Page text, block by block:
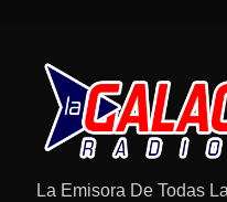
La Emisora De Todas